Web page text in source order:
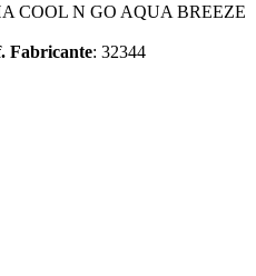
COOL N GO AQUA BREEZE
Fabricante: 32344